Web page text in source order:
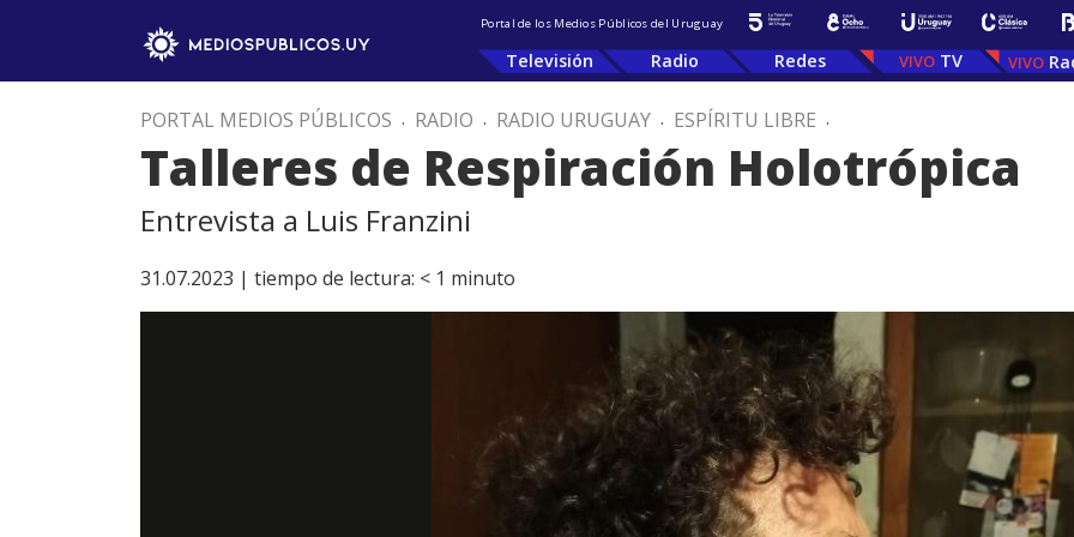
Portal de los Medios Públicos del Uruguay
Televisión Radio Redes TV
PORTAL MEDIOS PÚBLICOS . RADIO . RADIO URUGUAY . ESPÍRITU LIBRE .
Talleres de Respiración Holotrópica
Entrevista a Luis Franzini
31.07.2023 | tiempo de lectura: < 1 minuto